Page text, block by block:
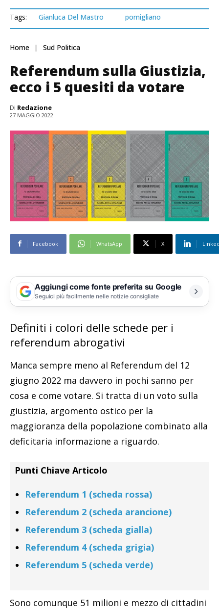
Tags: Gianluca Del Mastro pomigliano
Home Sud Politica
Referendum sulla Giustizia,
ecco i 5 quesiti da votare
Di Redazione
27 MAGGIO 2022
Facebook WhatsApp X
Aggiungi come fonte preferita su Google
Seguici più facilmente nelle notizie consigliate
Definiti i colori delle schede per i
referendum abrogativi
Manca sempre meno al Referendum del 12
giugno 2022 ma davvero in pochi sanno per
cosa e come votare. Si tratta di un voto sulla
giustizia, argomento ostico per la
maggioranza della popolazione combinato alla
deficitaria informazione a riguardo.
Punti Chiave Articolo
Referendum 1 (scheda rossa)
Referendum 2 (scheda arancione)
Referendum 3 (scheda gialla)
Referendum 4 (scheda grigia)
Referendum 5 (scheda verde)
Sono comunque 51 milioni e mezzo di cittadini